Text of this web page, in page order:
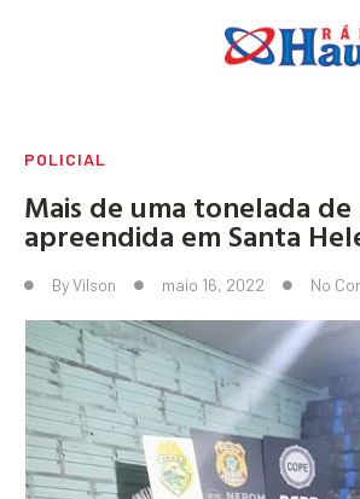
POLICIAL
Mais de uma tonelada de
apreendida em Santa
ByVilson maio 16, 2022 No